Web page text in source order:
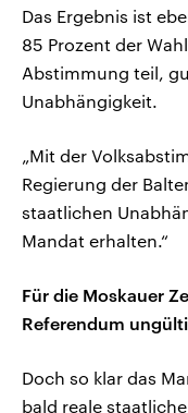
Das Ergebnis ist
85 Prozent der
Abstimmung teil,
Unabhängigkeit.
„Mit der
Regierung der
staatlichen
Mandat erhalten.“
Für die Moskauer
Referendum
Doch so klar das
bald reale